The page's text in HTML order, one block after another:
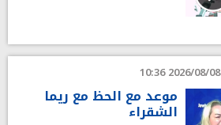
2026/08/08 10:36
موعد مع الحظ مع ريما
الشقراء